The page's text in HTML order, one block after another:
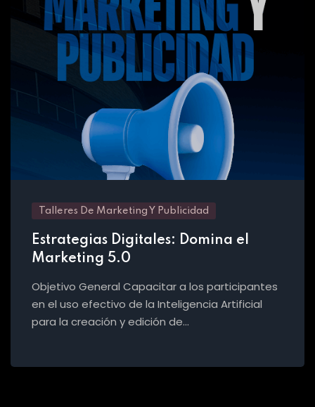
Talleres De Marketing Y Publicidad
Estrategias Digitales: Domina el
Marketing 5.0
Objetivo General Capacitar a los participantes
en el uso efectivo de la Inteligencia Artificial
para la creación y edición de…